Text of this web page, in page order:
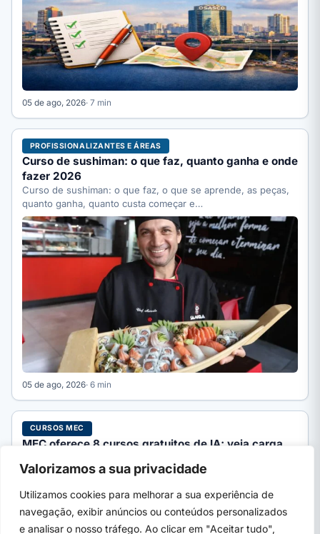
Valorizamos a sua privacidade
Utilizamos cookies para melhorar a sua experiência de
navegação, exibir anúncios ou conteúdos personalizados
e analisar o nosso tráfego. Ao clicar em "Aceitar tudo",
05 de ago, 2026· 7 min
PROFISSIONALIZANTES E ÁREAS
Curso de sushiman: o que faz, quanto ganha e onde
fazer 2026
Curso de sushiman: o que faz, o que se aprende, as peças,
quanto ganha, quanto custa começar e…
05 de ago, 2026· 6 min
CURSOS MEC
MEC oferece 8 cursos gratuitos de IA; veja carga
O MEC oferece 8 cursos gratuitos de Inteligência Artificial na